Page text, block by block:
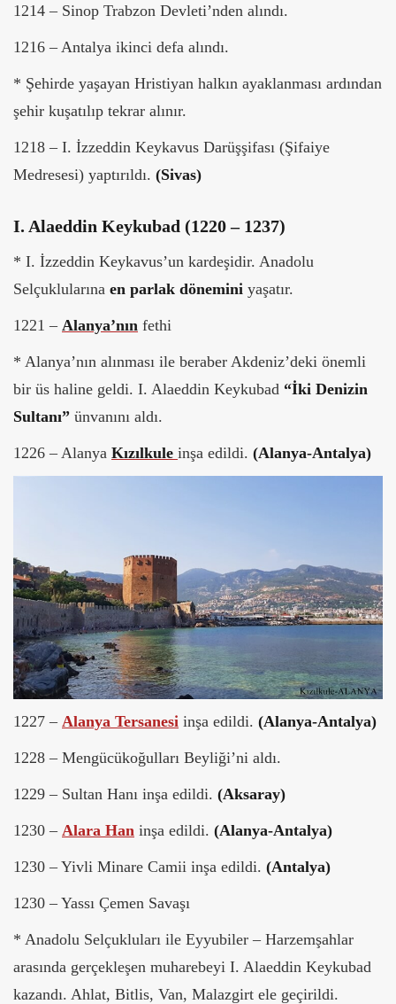
1214 – Sinop Trabzon Devleti’nden alındı.
1216 – Antalya ikinci defa alındı.
* Şehirde yaşayan Hristiyan halkın ayaklanması ardından
şehir kuşatılıp tekrar alınır.
1218 – I. İzzeddin Keykavus Darüşşifası (Şifaiye
Medresesi) yaptırıldı. (Sivas)
I. Alaeddin Keykubad (1220 – 1237)
* I. İzzeddin Keykavus’un kardeşidir. Anadolu
Selçuklularına en parlak dönemini yaşatır.
1221 – Alanya’nın fethi
* Alanya’nın alınması ile beraber Akdeniz’deki önemli
bir üs haline geldi. I. Alaeddin Keykubad “İki Denizin
Sultanı” ünvanını aldı.
1226 – Alanya Kızılkule inşa edildi. (Alanya-Antalya)
1227 – Alanya Tersanesi inşa edildi. (Alanya-Antalya)
1228 – Mengücükoğulları Beyliği’ni aldı.
1229 – Sultan Hanı inşa edildi. (Aksaray)
1230 – Alara Han inşa edildi. (Alanya-Antalya)
1230 – Yivli Minare Camii inşa edildi. (Antalya)
1230 – Yassı Çemen Savaşı
* Anadolu Selçukluları ile Eyyubiler – Harzemşahlar
arasında gerçekleşen muharebeyi I. Alaeddin Keykubad
kazandı. Ahlat, Bitlis, Van, Malazgirt ele geçirildi.